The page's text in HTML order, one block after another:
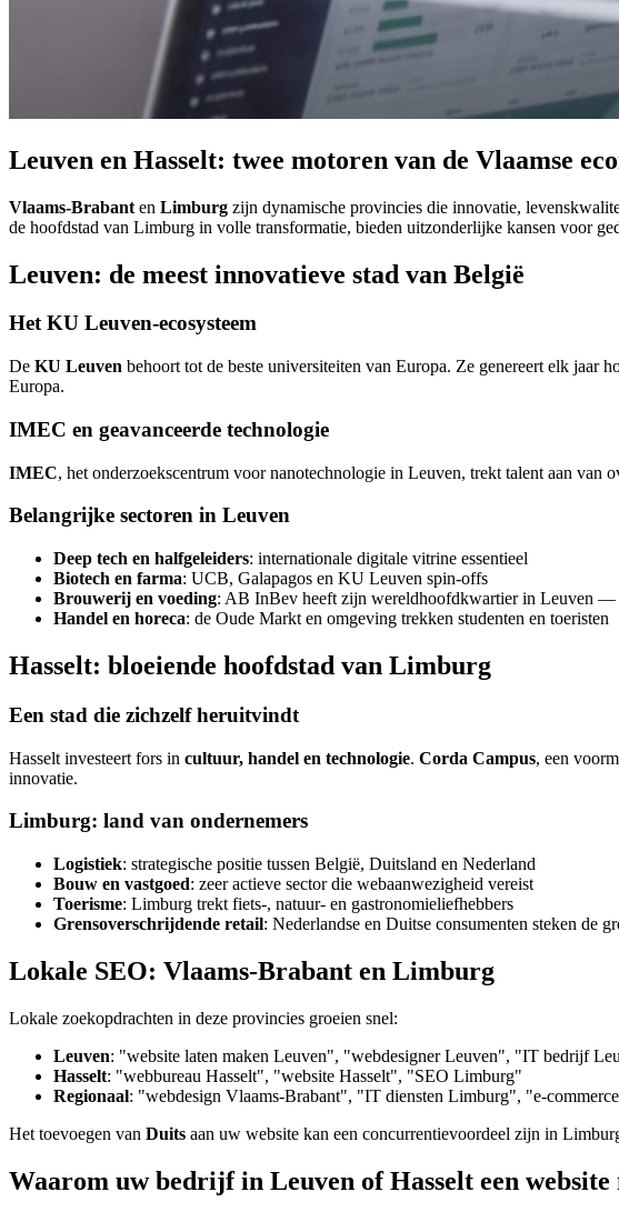
Leuven en Hasselt: twee motoren van de Vlaamse
Vlaams-Brabant en Limburg zijn dynamische provincies die innovatie,
de hoofdstad van Limburg in volle transformatie, bieden uitzonderlijke kansen voor
Leuven: de meest innovatieve stad van België
Het KU Leuven-ecosysteem
De KU Leuven behoort tot de beste universiteiten van Europa. Ze genereert elk jaar
Europa.
IMEC en geavanceerde technologie
IMEC, het onderzoekscentrum voor nanotechnologie in Leuven, trekt talent aan
Belangrijke sectoren in Leuven
Deep tech en halfgeleiders: internationale digitale vitrine essentieel
Biotech en farma: UCB, Galapagos en KU Leuven spin-offs
Brouwerij en voeding: AB InBev heeft zijn wereldhoofdkwartier in Leuven —
Handel en horeca: de Oude Markt en omgeving trekken studenten en toeristen
Hasselt: bloeiende hoofdstad van Limburg
Een stad die zichzelf heruitvindt
Hasselt investeert fors in cultuur, handel en technologie. Corda Campus, een
innovatie.
Limburg: land van ondernemers
Logistiek: strategische positie tussen België, Duitsland en Nederland
Bouw en vastgoed: zeer actieve sector die webaanwezigheid vereist
Toerisme: Limburg trekt fiets-, natuur- en gastronomieliefhebbers
Grensoverschrijdende retail: Nederlandse en Duitse consumenten steken de
Lokale SEO: Vlaams-Brabant en Limburg
Lokale zoekopdrachten in deze provincies groeien snel:
Leuven: "website laten maken Leuven", "webdesigner Leuven", "IT bedrijf
Hasselt: "webbureau Hasselt", "website Hasselt", "SEO Limburg"
Regionaal: "webdesign Vlaams-Brabant", "IT diensten Limburg", "e-
Het toevoegen van Duits aan uw website kan een concurrentievoordeel zijn in
Waarom uw bedrijf in Leuven of Hasselt een website